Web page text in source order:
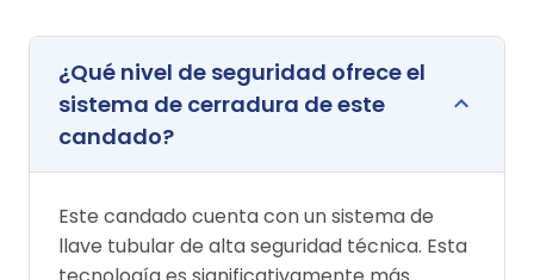
¿Qué nivel de seguridad ofrece el
sistema de cerradura de este
candado?
Este candado cuenta con un sistema de
llave tubular de alta seguridad técnica. Esta